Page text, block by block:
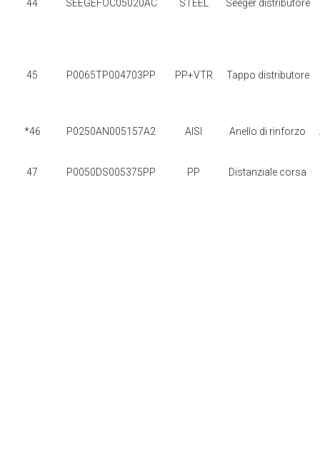
44 SEEGEFOC05020AC STEEL Seeger distributore
45 P0065TP004703PP PP+VTR Tappo distributore
*46 P0250AN005157A2 AISI Anello di rinforzo
47 P0050DS005375PP PP Distanziale corsa